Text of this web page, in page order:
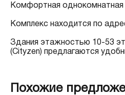
Комфортная
Комплекс находится по
Здания этажностью 10-53
(Cityzen) предлагаются
Похожие